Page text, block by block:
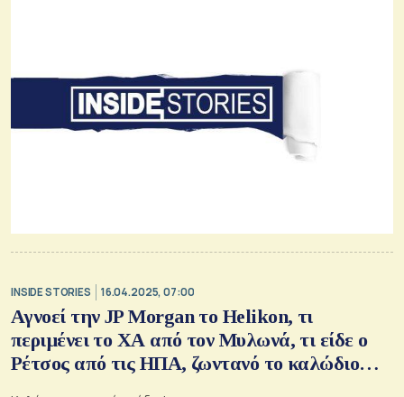
INSIDE STORIES 16.04.2025, 07:00
Αγνοεί την JP Morgan το Helikon, τι
περιμένει το ΧΑ από τον Μυλωνά, τι είδε ο
Ρέτσος από τις ΗΠΑ, ζωντανό το καλώδιο